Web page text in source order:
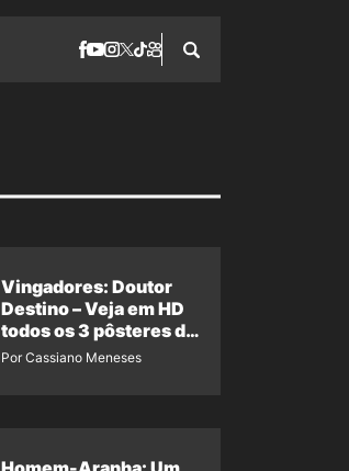
Vingadores: Doutor
Destino – Veja em HD
todos os 3 pôsteres de
‘Doomsday’ + 1 imagem
Por Cassiano Meneses